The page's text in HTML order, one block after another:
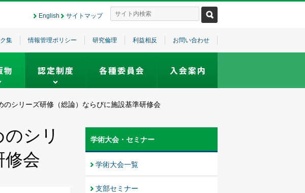
English サイトマップ
集 情報管理ポリシー 研究倫理 利益相反 お問い合わせ
シリーズ研修（総論）ならびに施設基準研修会
シリ
修会
学術大会・セミナー
学術大会一覧
支部セミナー